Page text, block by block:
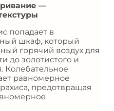
—
попадает в
шкаф, который
горячий воздух для
до золотистого и
Колебательное
равномерное
предотвращая